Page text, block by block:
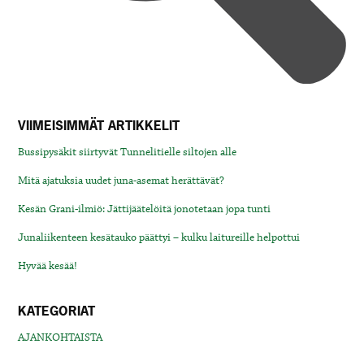
VIIMEISIMMÄT ARTIKKELIT
Bussipysäkit siirtyvät Tunnelitielle siltojen alle
Mitä ajatuksia uudet juna-asemat herättävät?
Kesän Grani-ilmiö: Jättijäätelöitä jonotetaan jopa tunti
Junaliikenteen kesätauko päättyi – kulku laitureille helpottui
Hyvää kesää!
KATEGORIAT
AJANKOHTAISTA